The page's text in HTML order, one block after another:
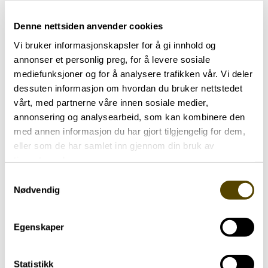
Denne nettsiden anvender cookies
Vi bruker informasjonskapsler for å gi innhold og
annonser et personlig preg, for å levere sosiale
mediefunksjoner og for å analysere trafikken vår. Vi deler
dessuten informasjon om hvordan du bruker nettstedet
vårt, med partnerne våre innen sosiale medier,
annonsering og analysearbeid, som kan kombinere den
med annen informasjon du har gjort tilgjengelig for dem,
eller som de har samlet inn gjennom din bruk av
Nødvendig
Egenskaper
Statistikk
Det tilbys digitale treninger på Zwift hver dag
gjennom hele året, og de fleste av treningene er
det så å si er tidsuavhengig å delta på trening.
Treningsfellesskapet til ZWAP har stor
betydning for mange, og alle som sykler har et
felles mål, å holde Parkinson på avstand.
Nye prosjekter
Sykkelklubben ZWAP er til for personer i alle